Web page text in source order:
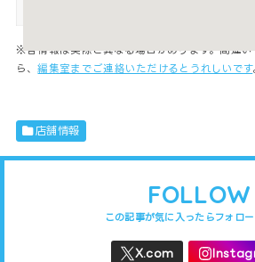
※各情報は実際と異なる場合があります。間違
ら、編集室までご連絡いただけるとうれしいです
店舗情報
FOLLOW